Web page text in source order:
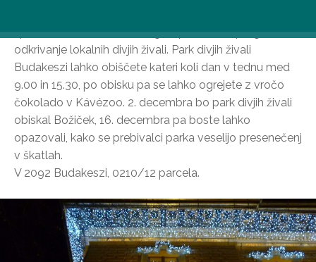
spektakularno krmo ter drugimi posebnimi programi za
odkrivanje lokalnih divjih živali. Park divjih živali
Budakeszi lahko obiščete kateri koli dan v tednu med
9.00 in 15.30, po obisku pa se lahko ogrejete z vročo
čokolado v Kávézoo. 2. decembra bo park divjih živali
obiskal Božiček, 16. decembra pa boste lahko
opazovali, kako se prebivalci parka veselijo presenečenj
v škatlah.
V 2092 Budakeszi, 0210/12 parcela.